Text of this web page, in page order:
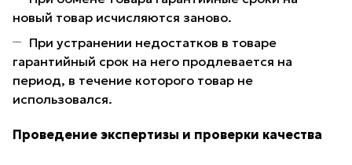
новый товар исчисляются заново.
При устранении недостатков в товаре
гарантийный срок на него продлевается на
период, в течение которого товар не
использовался.
Проведение экспертизы и проверки качества